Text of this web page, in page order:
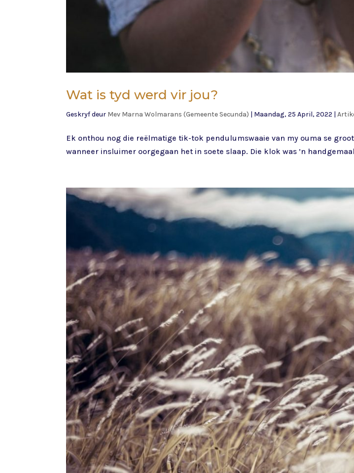
Wat is tyd werd vir jou?
Geskryf deur Mev Marna Wolmarans (Gemeente Secunda) Maandag, 25 April, 2022 |
Ek onthou nog die reëlmatige tik-tok pendulumswaaie van my ouma se
wanneer insluimer oorgegaan het in soete slaap. Die klok was ’n